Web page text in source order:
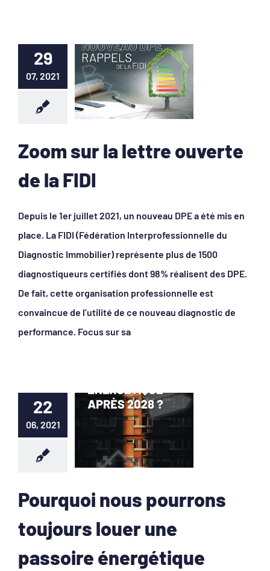
29
07, 2021
Zoom sur la lettre ouverte
de la FIDI
Depuis le 1er juillet 2021, un nouveau DPE a été mis en
place. La FIDI (Fédération Interprofessionnelle du
Diagnostic Immobilier) représente plus de 1500
diagnostiqueurs certifiés dont 98% réalisent des DPE.
De fait, cette organisation professionnelle est
convaincue de l’utilité de ce nouveau diagnostic de
performance. Focus sur sa
22
06, 2021
Pourquoi nous pourrons
toujours louer une
passoire énergétique